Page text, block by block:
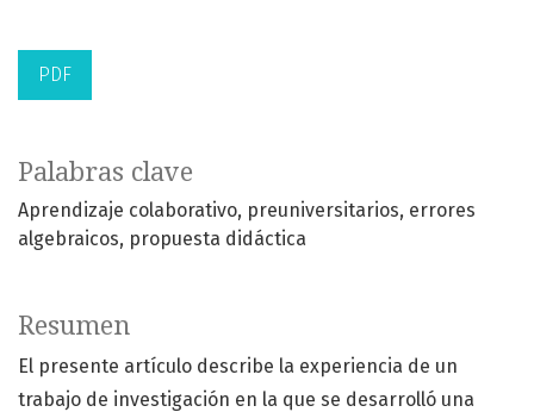
PDF
Palabras clave
Aprendizaje colaborativo preuniversitarios errores
algebraicos propuesta didáctica
Resumen
El presente artículo describe la experiencia de un
trabajo de investigación en la que se desarrolló una